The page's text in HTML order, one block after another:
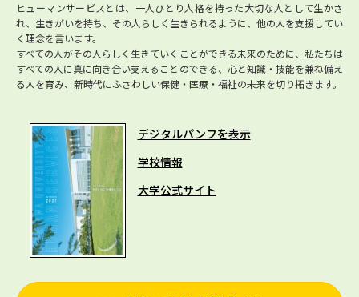
ヒューマンサービスとは、一人ひとり人格を持った大切な人として生かさ
れ、生きがいを持ち、その人らしく生きられるように、他の人を支援してい
く理念を言います。
すべての人がその人らしく生きていくことができる未来のために、私たちは
すべての人に真に向き合い支えることのできる、心と知識・技能を兼ね備え
る人を育み、新時代にふさわしい保健・医療・福祉の未来を切り拓きます。
デジタルパンフを表示
学校情報
大学公式サイト